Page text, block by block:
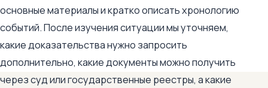
основные материалы и кратко описать хронологию
событий. После изучения ситуации мы уточняем,
какие доказательства нужно запросить
дополнительно, какие документы можно получить
через суд или государственные реестры, а какие